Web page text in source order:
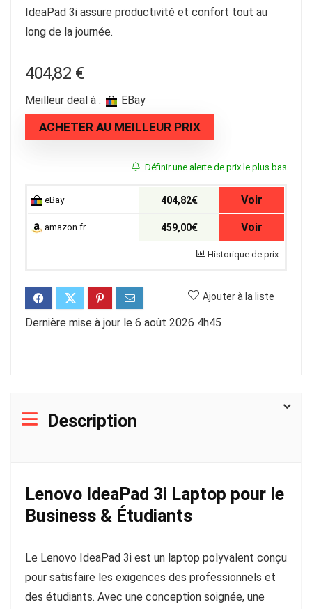
IdeaPad 3i assure productivité et confort tout au
long de la journée.
404,82 €
Meilleur deal à : eBay
ACHETER AU MEILLEUR PRIX
Définir une alerte de prix le plus bas
eBay 404,82€ Voir
amazon.fr 459,00€ Voir
Historique de prix
Ajouter à la liste
Dernière mise à jour le 6 août 2026 4h45
Description
Lenovo IdeaPad 3i Laptop pour le
Business & Étudiants
Le Lenovo IdeaPad 3i est un laptop polyvalent conçu
pour satisfaire les exigences des professionnels et
des étudiants. Avec une conception soignée, une